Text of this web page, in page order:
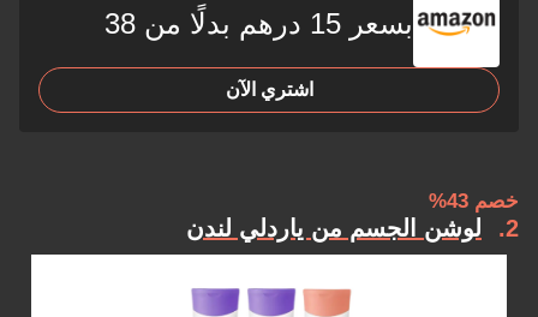
بسعر 15 درهم بدلًا من 38
اشتري الآن
خصم 43%
2 لوشن الجسم من ياردلي لندن